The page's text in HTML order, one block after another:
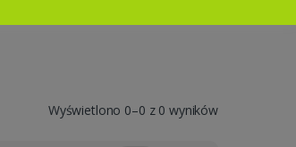
Wyświetlono 0–0 z 0 wyników